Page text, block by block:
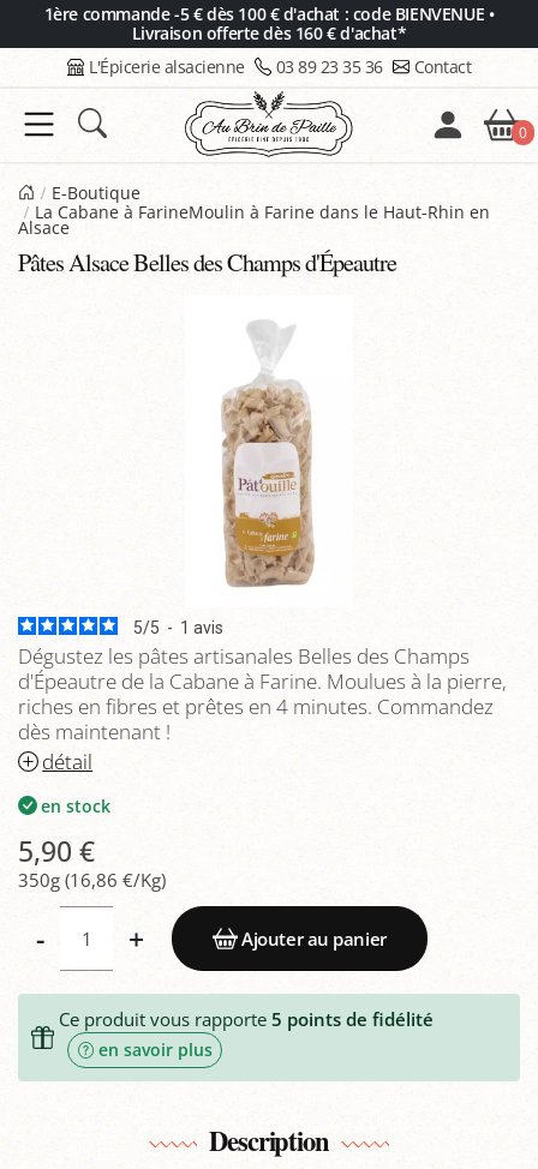
1ère commande -5 € dès 100 € d'achat : code BIENVENUE •
Livraison offerte dès 160 € d'achat*
L'Épicerie alsacienne 03 89 23 35 36 Contact
0
E-Boutique
La Cabane à FarineMoulin à Farine dans le Haut-Rhin en
Alsace
Pâtes Alsace Belles des Champs d'Épeautre
5/5 - 1 avis
Dégustez les pâtes artisanales Belles des Champs
d'Épeautre de la Cabane à Farine. Moulues à la pierre,
riches en fibres et prêtes en 4 minutes. Commandez
dès maintenant !
détail
en stock
5,90 €
350g (16,86 €/Kg)
- + Ajouter au panier
Ce produit vous rapporte 5 points de fidélité
en savoir plus
Description
Panneau de gestion des cookies